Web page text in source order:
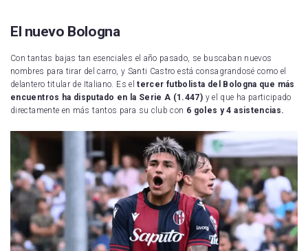
El nuevo Bologna
Con tantas bajas tan esenciales el año pasado, se buscaban nuevos
nombres para tirar del carro, y Santi Castro está consagrandosé como el
delantero titular de Italiano. Es eltercer futbolista del Bologna que más
encuentros ha disputado en la Serie A (1.447) y el que ha participado
directamente en más tantos para su club con 6 goles y 4 asistencias.